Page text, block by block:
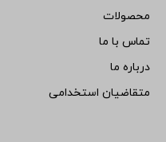
محصولات
تماس با ما
درباره ما
متقاضیان استخدامی